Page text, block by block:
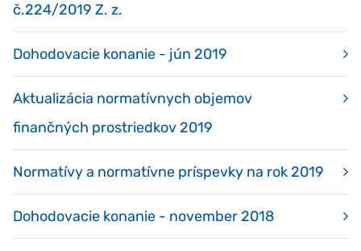
č.224/2019 Z. z.
Dohodovacie konanie - jún 2019
Aktualizácia normatívnych objemov
finančných prostriedkov 2019
Normatívy a normatívne príspevky na rok 2019
Dohodovacie konanie - november 2018